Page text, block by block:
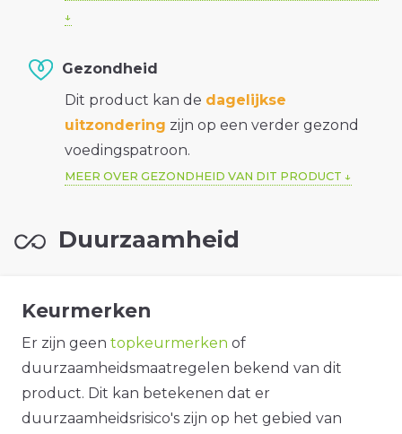
Gezondheid
Dit product kan de dagelijkse
uitzondering zijn op een verder gezond
voedingspatroon.
MEER OVER GEZONDHEID VAN DIT PRODUCT
Duurzaamheid
Keurmerken
Er zijn geen topkeurmerken of
duurzaamheidsmaatregelen bekend van dit
product. Dit kan betekenen dat er
duurzaamheidsrisico's zijn op het gebied van